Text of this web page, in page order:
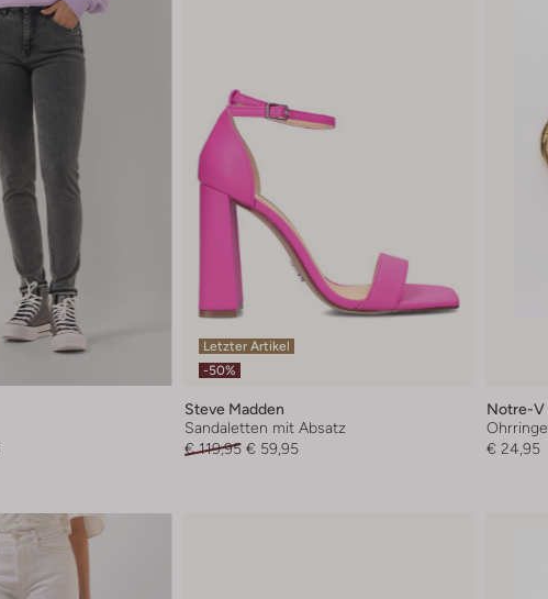
Letzter Artikel
-50%
Steve Madden
Sandaletten mit Absatz
€ 119,95 € 59,95
Notre-V
Ohrringe
€ 24,95